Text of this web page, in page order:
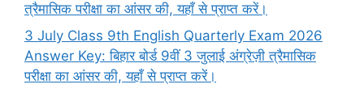
त्रैमासिक परीक्षा का आंसर की, यहाँ से प्राप्त करें।
3 July Class 9th English Quarterly Exam 2026
Answer Key: बिहार बोर्ड 9वीं 3 जुलाई अंग्रेज़ी त्रैमासिक
परीक्षा का आंसर की, यहाँ से प्राप्त करें।